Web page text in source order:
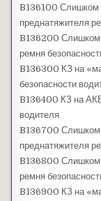
B136100 Слишком
преднатяжителя
B136200 Слишком
ремня
B136300 КЗ на
безопасности
B136400 КЗ на
водителя
B136700 Слишком
преднатяжителя
B136800 Слишком
ремня
B136900 КЗ на